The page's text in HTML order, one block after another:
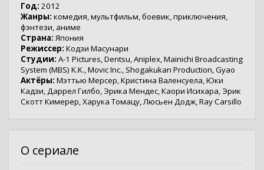
Год: 2012
Жанры: комедия,мультфильм,боевик,приключения,
фэнтези, аниме
Страна: Япония
Режиссер: Кодзи Масунари
Студии: A-1 Pictures,Dentsu,Aniplex,Mainichi Broadcasting
System (MBS) K.K.,Movic Inc.,Shogakukan Production,Gyao
Актёры: Мэттью Мерсер,Кристина Валенсуела,Юки
Кадзи,Даррел Гилбо,Эрика Мендес,Каори Исихара,Эрик
Скотт Кимерер,Харука Томацу,Люсьен Додж,Ray Carsillo
О сериале